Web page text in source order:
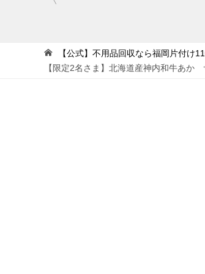
ビ
ゲ
【公式】不用品回収なら福岡片付け
【限定2名さま】北海道産神内和牛あか